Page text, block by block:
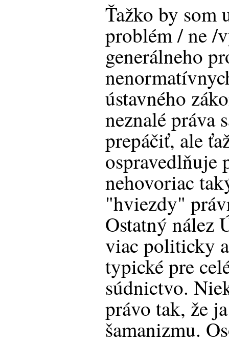
Ťažko by som
problém / ne /
generálneho
ústavného
neznalé práva
prepáčiť, ale
ospravedlňuje
nehovoriac
"hviezdy"
Ostatný nález
viac politicky
typické pre
súdnictvo.
právo tak, že
šamanizmu.